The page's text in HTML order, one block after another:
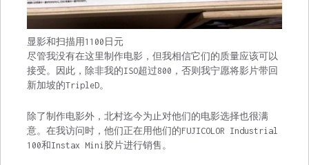
显影和扫描用1100日元
尽管我没有在这里制作电影，但我相信它们的质量应该可以
接受。因此，除非我的ISO超过800，否则我宁愿将影片带回
新加坡的TripleD。
除了制作电影外，北村迄今为止对他们的电影选择也很满
意。在我访问时，他们正在用他们的FUJICOLOR Industrial
100和Instax Mini胶片进行销售。